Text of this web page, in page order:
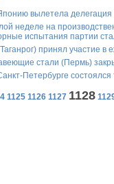
вылетела
неделе на
испытания партии
принял участие
стали (Пермь)
Петербурге
1125 1126 1127 1128